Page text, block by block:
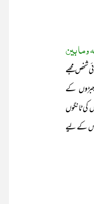
وما بین
شخص مجھے
کے
ٹانگوں
کے لیے